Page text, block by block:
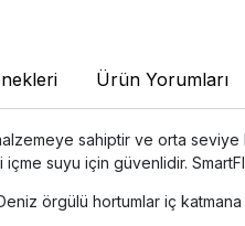
Ürün Yorumları
sahiptir ve orta
içme suyu için güvenlidir.
örgülü hortumlar iç